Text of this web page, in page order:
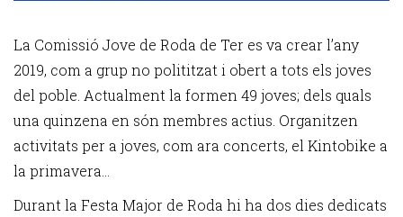
La Comissió Jove de Roda de Ter es va crear l’any
2019, com a grup no polititzat i obert a tots els joves
del poble. Actualment la formen 49 joves; dels quals
una quinzena en són membres actius. Organitzen
activitats per a joves, com ara concerts, el Kintobike a
la primavera...
Durant la Festa Major de Roda hi ha dos dies dedicats